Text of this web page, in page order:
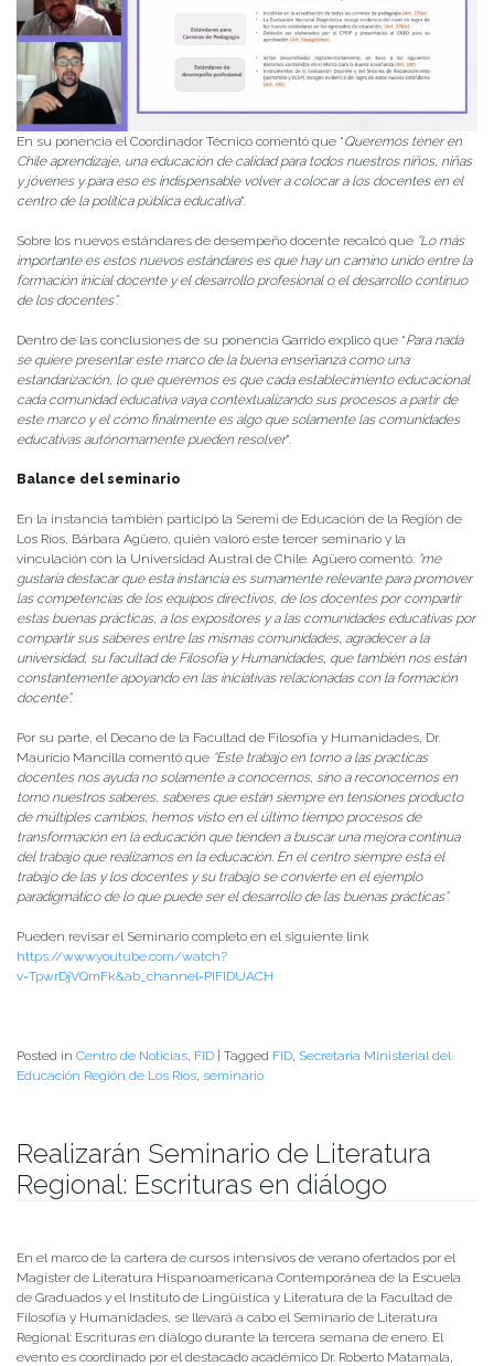
En su ponencia el Coordinador Técnico comentó que “Queremos tener en
Chile aprendizaje, una educación de calidad para todos nuestros niños, niñas
y jóvenes y para eso es indispensable volver a colocar a los docentes en el
centro de la política pública educativa”.
Sobre los nuevos estándares de desempeño docente recalcó que “Lo más
importante es estos nuevos estándares es que hay un camino unido entre la
formación inicial docente y el desarrollo profesional o el desarrollo continuo
de los docentes”.
Dentro de las conclusiones de su ponencia Garrido explicó que “Para nada
se quiere presentar este marco de la buena enseñanza como una
estandarización, lo que queremos es que cada establecimiento educacional
cada comunidad educativa vaya contextualizando sus procesos a partir de
este marco y el cómo finalmente es algo que solamente las comunidades
educativas autónomamente pueden resolver”.
Balance del seminario
En la instancia también participó la Seremi de Educación de la Región de
Los Ríos, Bárbara Agüero, quién valoró este tercer seminario y la
vinculación con la Universidad Austral de Chile. Agüero comentó: “me
gustaría destacar que esta instancia es sumamente relevante para promover
las competencias de los equipos directivos, de los docentes por compartir
estas buenas prácticas, a los expositores y a las comunidades educativas por
compartir sus saberes entre las mismas comunidades, agradecer a la
universidad, su facultad de Filosofía y Humanidades, que también nos están
constantemente apoyando en las iniciativas relacionadas con la formación
docente”.
Por su parte, el Decano de la Facultad de Filosofía y Humanidades, Dr.
Mauricio Mancilla comentó que “Este trabajo en torno a las practicas
docentes nos ayuda no solamente a conocernos, sino a reconocernos en
torno nuestros saberes, saberes que están siempre en tensiones producto
de múltiples cambios, hemos visto en el último tiempo procesos de
transformación en la educación que tienden a buscar una mejora continua
del trabajo que realizamos en la educación. En el centro siempre está el
trabajo de las y los docentes y su trabajo se convierte en el ejemplo
paradigmático de lo que puede ser el desarrollo de las buenas prácticas”.
Pueden revisar el Seminario completo en el siguiente link
https://www.youtube.com/watch?
v=TpwrDjVQmFk&ab_channel=PIFIDUACH
Posted in Centro de Noticias, FID | Tagged FID, Secretaria Ministerial del
Educación Región de Los Ríos, seminario
Realizarán Seminario de Literatura
Regional: Escrituras en diálogo
En el marco de la cartera de cursos intensivos de verano ofertados por el
Magíster de Literatura Hispanoamericana Contemporánea de la Escuela
de Graduados y el Instituto de Lingüística y Literatura de la Facultad de
Filosofía y Humanidades, se llevará a cabo el Seminario de Literatura
Regional: Escrituras en diálogo durante la tercera semana de enero. El
evento es coordinado por el destacado académico Dr. Roberto Matamala,